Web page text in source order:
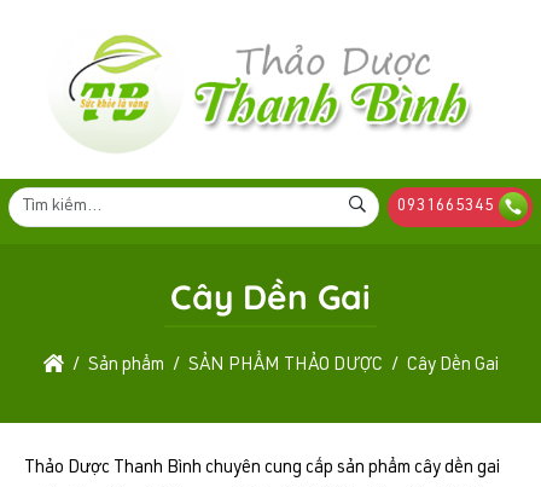
0931665345
Cây Dền Gai
Sản phẩm SẢN PHẨM THẢO DƯỢC Cây Dền Gai
Thảo Dược Thanh Bình chuyên cung cấp sản phẩm cây dền gai